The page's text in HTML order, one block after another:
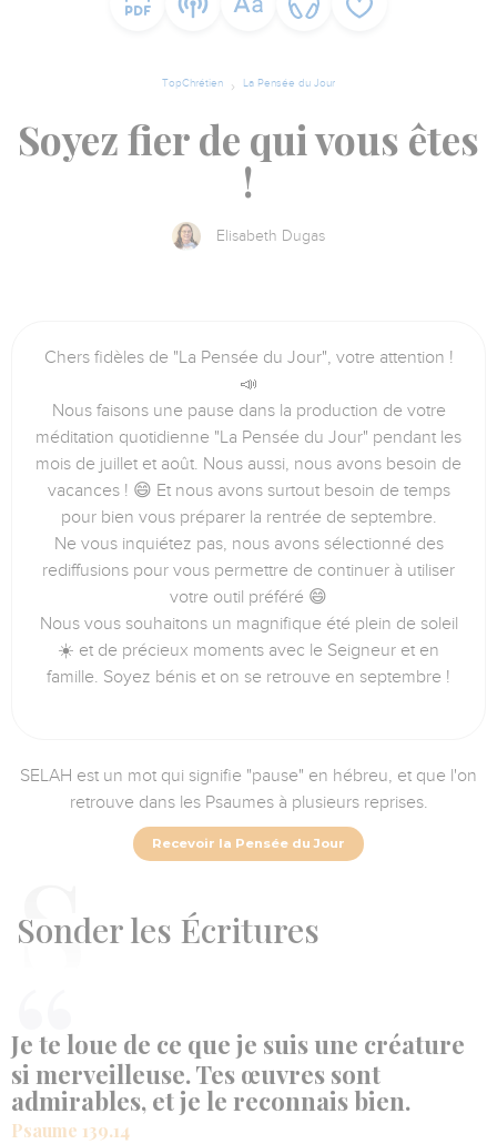
TopChrétien La Pensée du Jour
Soyez fier de qui vous êtes
!
Elisabeth Dugas
Chers fidèles de "La Pensée du Jour", votre attention !
📣
Nous faisons une pause dans la production de votre
méditation quotidienne "La Pensée du Jour" pendant les
mois de juillet et août. Nous aussi, nous avons besoin de
vacances ! 😄 Et nous avons surtout besoin de temps
pour bien vous préparer la rentrée de septembre.
Ne vous inquiétez pas, nous avons sélectionné des
rediffusions pour vous permettre de continuer à utiliser
votre outil préféré 😄
Nous vous souhaitons un magnifique été plein de soleil
☀️ et de précieux moments avec le Seigneur et en
famille. Soyez bénis et on se retrouve en septembre !
SELAH est un mot qui signifie "pause" en hébreu, et que l'on
retrouve dans les Psaumes à plusieurs reprises.
Recevoir la Pensée du Jour
Sonder les Écritures
Je te loue de ce que je suis une créature
si merveilleuse. Tes œuvres sont
admirables, et je le reconnais bien.
Psaume 139.14